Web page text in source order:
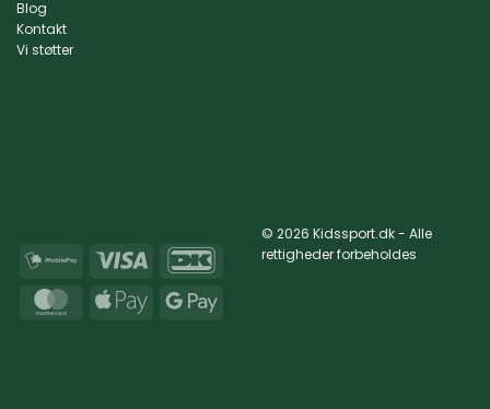
Blog
Kontakt
Vi støtter
MobilePay Visa DanKort
MasterCardApple
Google
© 2026 Kidssport.dk - Alle
rettigheder forbeholdes